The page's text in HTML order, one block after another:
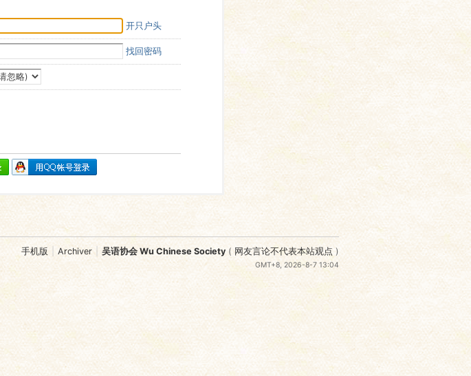
开只户头
找回密码
手机版 Archiver 吴语协会 Wu Chinese Society ( 网友言论不代表本站观点 )
GMT+8, 2026-8-7 13:04